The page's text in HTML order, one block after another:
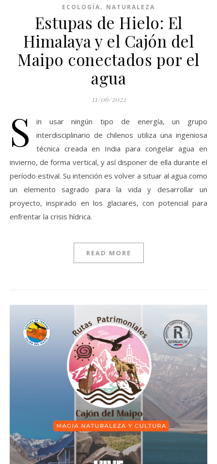
ECOLOGÍA, NATURALEZA
Estupas de Hielo: El
Himalaya y el Cajón del
Maipo conectados por el
agua
11/06/2022
S
in usar ningún tipo de energía, un grupo
interdisciplinario de chilenos utiliza una ingeniosa
técnica creada en India para congelar agua en
invierno, de forma vertical, y así disponer de ella durante el
período estival. Su intención es volver a situar al agua como
un elemento sagrado para la vida y desarrollar un
proyecto, inspirado en los glaciares, con potencial para
enfrentar la crisis hídrica.
READ MORE